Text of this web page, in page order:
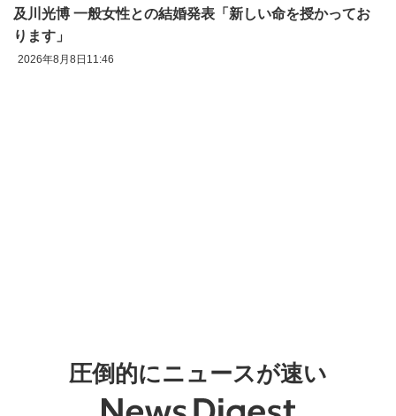
及川光博 一般女性との結婚発表「新しい命を授かってお
ります」
2026年8月8日11:46
圧倒的にニュースが速い